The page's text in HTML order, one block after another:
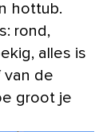
hottub.
rond,
alles is
van de
groot je